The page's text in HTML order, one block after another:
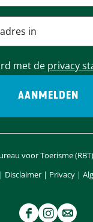
met de privacy
voor Toerisme
| Disclaimer| Privacy|